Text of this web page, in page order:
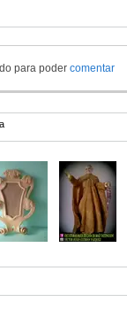
para poder comentar